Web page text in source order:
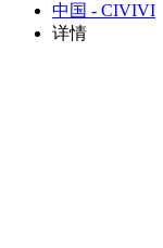
中国 - CIVIVI
详情